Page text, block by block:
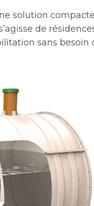
solution
de
sans besoin